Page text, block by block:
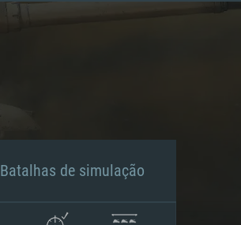
Batalhas de simulação